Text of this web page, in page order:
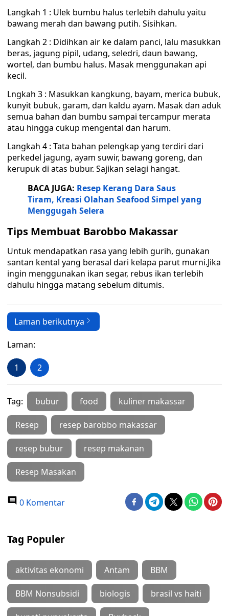
Langkah 1 : Ulek bumbu halus terlebih dahulu yaitu
bawang merah dan bawang putih. Sisihkan.
Langkah 2 : Didihkan air ke dalam panci, lalu masukkan
beras, jagung pipil, udang, seledri, daun bawang,
wortel, dan bumbu halus. Masak menggunakan api
kecil.
Lngkah 3 : Masukkan kangkung, bayam, merica bubuk,
kunyit bubuk, garam, dan kaldu ayam. Masak dan aduk
semua bahan dan bumbu sampai tercampur merata
atau hingga cukup mengental dan harum.
Langkah 4 : Tata bahan pelengkap yang terdiri dari
perkedel jagung, ayam suwir, bawang goreng, dan
kerupuk di atas bubur. Sajikan selagi hangat.
BACA JUGA: Resep Kerang Dara Saus
Tiram, Kreasi Olahan Seafood Simpel yang
Menggugah Selera
Tips Membuat Barobbo Makassar
Untuk mendapatkan rasa yang lebih gurih, gunakan
santan kental yang berasal dari kelapa parut murni.Jika
ingin menggunakan ikan segar, rebus ikan terlebih
dahulu hingga matang sebelum ditumis.
Laman berikutnya
Laman:
1 2
Tag: bubur food kuliner makassar
Resep resep barobbo makassar
resep bubur resep makanan
Resep Masakan
0 Komentar
Tag Populer
aktivitas ekonomi Antam BBM
BBM Nonsubsidi biologis brasil vs haiti